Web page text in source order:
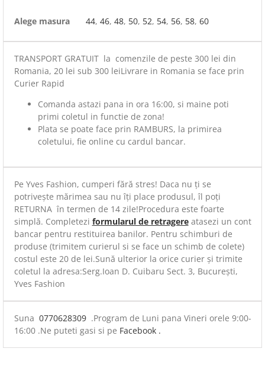
Alege masura 44, 46, 48, 50, 52, 54, 56, 58, 60
TRANSPORT GRATUIT la comenzile de peste 300 lei din
Romania, 20 lei sub 300 leiLivrare in Romania se face prin
Curier Rapid
Comanda astazi pana in ora 16:00, si maine poti
primi coletul in functie de zona!
Plata se poate face prin RAMBURS, la primirea
coletului, fie online cu cardul bancar.
Pe Yves Fashion, cumperi fără stres! Daca nu ți se
potrivește mărimea sau nu îți place produsul, îl poți
RETURNA în termen de 14 zile!Procedura este foarte
simplă. Completezi formularul de retragereatasezi un cont
bancar pentru restituirea banilor. Pentru schimburi de
produse (trimitem curierul si se face un schimb de colete)
costul este 20 de lei.Sună ulterior la orice curier și trimite
coletul la adresa:Serg.Ioan D. Cuibaru Sect. 3, București,
Yves Fashion
Suna 0770628309.Program de Luni pana Vineri orele 9:00-
16:00 .Ne puteti gasi si pe Facebook .